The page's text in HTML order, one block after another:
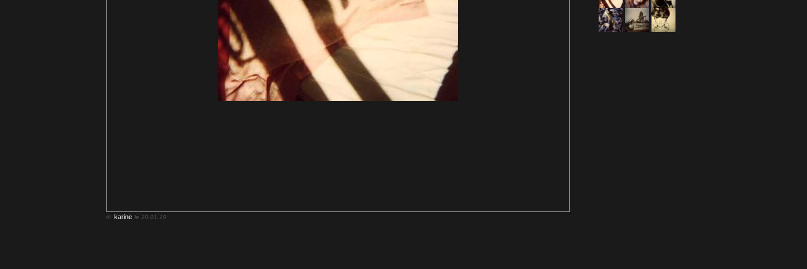
© karine le 10.01.10